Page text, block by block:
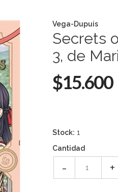
Vega-Dupuis
Secrets
3, de
$15.600
Stock: 1
Cantidad
- +